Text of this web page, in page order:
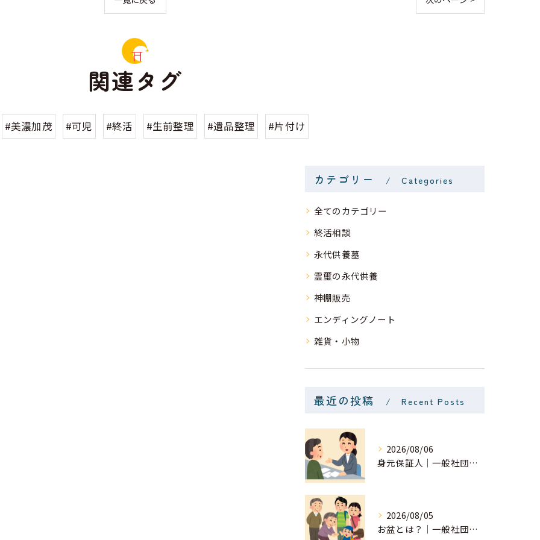
関連タグ
#美濃加茂 #可児 #終活 #生前整理 #遺品整理 #片付け
カテゴリー Categories
全てのカテゴリー
終活相談
永代供養墓
霊璽の永代供養
神棚販売
エンディングノート
雑貨・小物
最近の投稿 Recent Posts
2026/08/06
身元保証人｜一般社団法人 星月
2026/08/05
お盆とは？｜一般社団法人 星月